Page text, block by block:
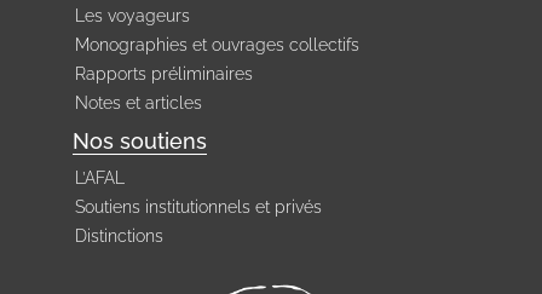
Les voyageurs
Monographies et ouvrages collectifs
Rapports préliminaires
Notes et articles
Nos soutiens
L’AFAL
Soutiens institutionnels et privés
Distinctions